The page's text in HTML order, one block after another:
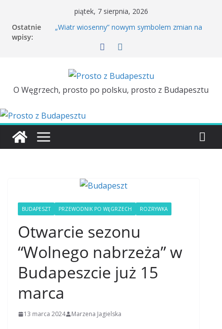
piątek, 7 sierpnia, 2026
Ostatnie
wpisy:
„Wiatr wiosenny” nowym symbolem zmian na
Rowerem po Budapeszcie. Kiedy wróci Bubi?
porównał polską i węgierską kolej
Tuż przed wizytą Pétera Magyara w Polsce
ambasador Węgier zostaje odwołany
Majówka w Budapeszcie. TOP 3
O Węgrzech, prosto po polsku, prosto z Budapesztu
BUDAPESZT PRZEWODNIK PO WĘGRZECH ROZRYWKA
Otwarcie sezonu
“Wolnego nabrzeża” w
Budapeszcie już 15
marca
13 marca 2024 Marzena Jagielska